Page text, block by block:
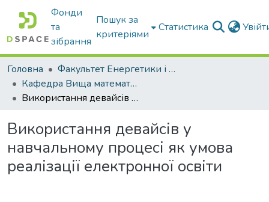
Фонди
та
зібрання
Пошук за
критеріями
Статистика
Головна
Факультет Енергетики і комп'ютерних технологій
Кафедра Вища математика та фізика
Використання девайсів у навчальному процесі як умова реалізації електронної освіти
Використання девайсів у
навчальному процесі як умова
реалізації електронної освіти